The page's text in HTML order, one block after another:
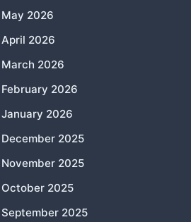
May 2026
April 2026
March 2026
February 2026
January 2026
December 2025
November 2025
October 2025
September 2025